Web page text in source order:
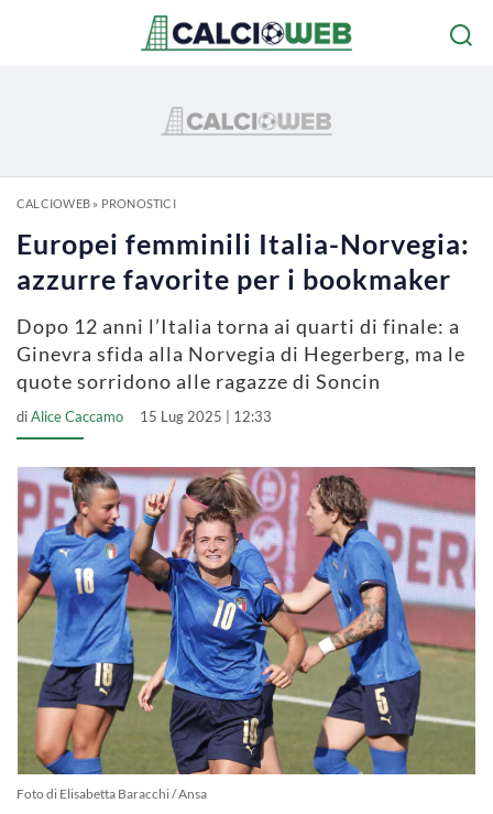
CALCIOWEB» PRONOSTICI
Europei femminili Italia-Norvegia:
azzurre favorite per i bookmaker
Dopo 12 anni l’Italia torna ai quarti di finale: a
Ginevra sfida alla Norvegia di Hegerberg, ma le
quote sorridono alle ragazze di Soncin
diAlice Caccamo 15 Lug 2025 | 12:33
Foto di Elisabetta Baracchi / Ansa